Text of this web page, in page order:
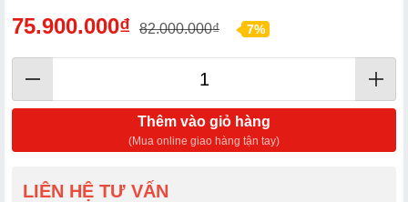
75.900.000₫ 82.000.000₫ 7%
Thêm vào giỏ hàng
(Mua online giao hàng tận tay)
LIÊN HỆ TƯ VẤN